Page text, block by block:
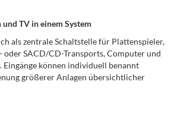
TV in einem System
als zentrale Schaltstelle für Plattenspieler,
oder SACD/CD-Transports, Computer und
Eingänge können individuell benannt
größerer Anlagen übersichtlicher